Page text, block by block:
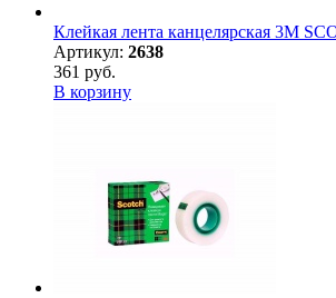
Клейкая лента канцелярская 3M
Артикул: 2638
361 руб.
В корзину